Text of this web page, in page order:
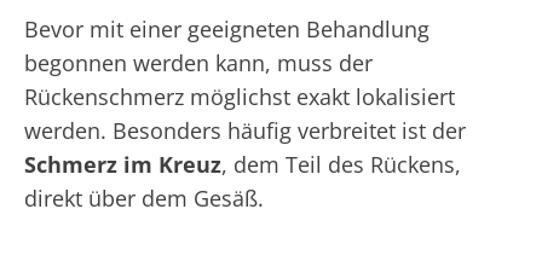
Bevor mit einer geeigneten Behandlung
begonnen werden kann, muss der
Rückenschmerz möglichst exakt lokalisiert
werden. Besonders häufig verbreitet ist der
Schmerz im Kreuz, dem Teil des Rückens,
direkt über dem Gesäß.